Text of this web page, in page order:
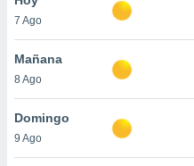
en
más
nuestra
7 Ago
Mañana
8 Ago
Domingo
9 Ago